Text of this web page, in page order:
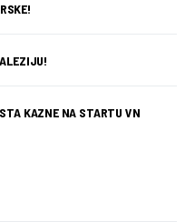
KAZNE NA STARTU VN